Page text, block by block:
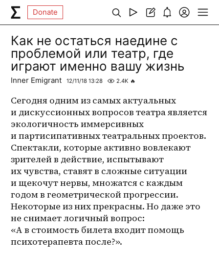
Donate
Как не остаться наедине с
проблемой или театр, где
играют именно вашу жизнь
Inner Emigrant 12/11/18 13:28 2.4K 🔥
Сегодня одним из самых актуальных
и дискуссионных вопросов театра является
экологичность иммерсивных
и партисипативных театральных проектов.
Спектакли, которые активно вовлекают
зрителей в действие, испытывают
их чувства, ставят в сложные ситуации
и щекочут нервы, множатся с каждым
годом в геометрической прогрессии.
Некоторые из них прекрасны. Но даже это
не снимает логичный вопрос:
«А в стоимость билета входит помощь
психотерапевта после?».